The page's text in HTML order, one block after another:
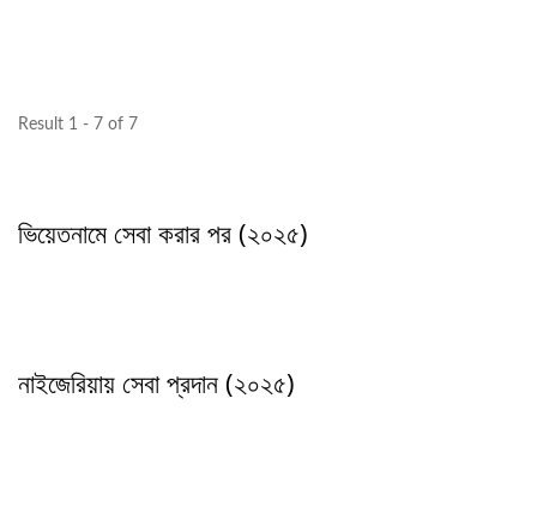
Result 1 - 7 of 7
ভিয়েতনামে সেবা করার পর (২০২৫)
নাইজেরিয়ায় সেবা প্রদান (২০২৫)